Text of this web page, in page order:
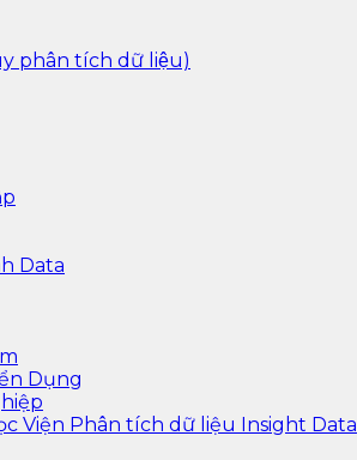
phân tích dữ liệu)
Data
Dụng
Viện Phân tích dữ liệu Insight Data